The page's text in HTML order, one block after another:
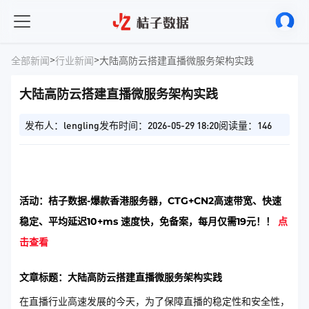
全部新闻>行业新闻>大陆高防云搭建直播微服务架构实践
大陆高防云搭建直播微服务架构实践
发布人：lengling发布时间：2026-05-29 18:20阅读量：146
活动：桔子数据-爆款香港服务器，CTG+CN2高速带宽、快速
稳定、平均延迟10+ms 速度快，免备案，每月仅需19元！！ 点
击查看
文章标题：大陆高防云搭建直播微服务架构实践
在直播行业高速发展的今天，为了保障直播的稳定性和安全性，